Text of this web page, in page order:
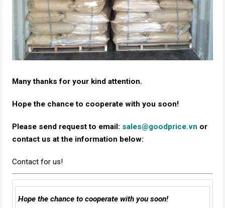
Many thanks for your kind attention.
Hope the chance to cooperate with you soon!
Please send request to email: sales@goodprice.vn or
contact us at the information below:​
Contact for us!
Hope the chance to cooperate with you soon!